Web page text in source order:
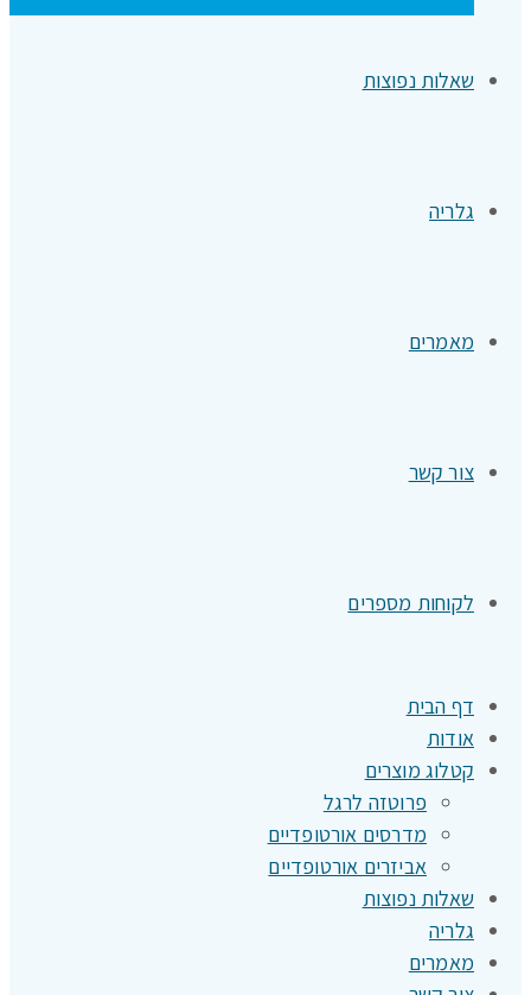
שאלות נפוצות
גלריה
מאמרים
צור קשר
לקוחות מספרים
דף הבית
אודות
קטלוג מוצרים
פרוטזה לרגל
מדרסים אורטופדיים
אביזרים אורטופדיים
שאלות נפוצות
גלריה
מאמרים